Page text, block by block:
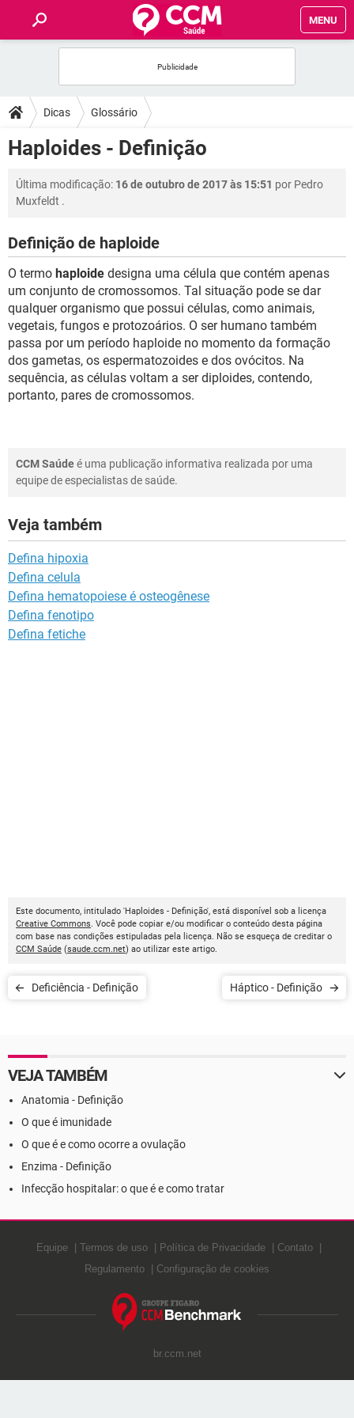
MENU
FÓRUM
SAÚDE
FAMÍLIA
SEXUALIDADE
GLOSSÁRIO
Dicas Glossário
Haploides - Definição
Última modificação: 16 de outubro de 2017 às 15:51 por Pedro
Muxfeldt .
Definição de haploide
O termo haploide designa uma célula que contém apenas
um conjunto de cromossomos. Tal situação pode se dar
qualquer organismo que possui células, como animais,
vegetais, fungos e protozoários. O ser humano também
passa por um período haploide no momento da formação
dos gametas, os espermatozoides e dos ovócitos. Na
sequência, as células voltam a ser diploides, contendo,
portanto, pares de cromossomos.
CCM Saúdeé uma publicação informativa realizada por uma
equipe de especialistas de saúde.
Veja também
Defina hipoxia
Defina celula
Defina hematopoiese é osteogênese
Defina fenotipo
Defina fetiche
Este documento, intitulado 'Haploides - Definição', está disponível sob a licença
Creative Commons. Você pode copiar e/ou modificar o conteúdo desta página
com base nas condições estipuladas pela licença. Não se esqueça de creditar o
CCM Saúde (saude.ccm.net) ao utilizar este artigo.
Deficiência - Definição Háptico - Definição
VEJA TAMBÉM
Anatomia - Definição
O que é imunidade
O que é e como ocorre a ovulação
Enzima - Definição
Infecção hospitalar: o que é e como tratar
Equipe Termos de uso Política de Privacidade
Contato
Regulamento
Configuração de cookies
br.ccm.net